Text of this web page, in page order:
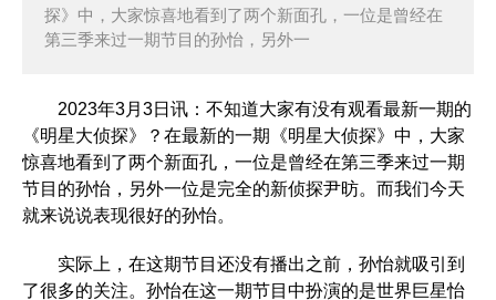
探》中，大家惊喜地看到了两个新面孔，一位是曾经在
第三季来过一期节目的孙怡，另外一
2023年3月3日讯：不知道大家有没有观看最新一期的
《明星大侦探》？在最新的一期《明星大侦探》中，大家
惊喜地看到了两个新面孔，一位是曾经在第三季来过一期
节目的孙怡，另外一位是完全的新侦探尹昉。而我们今天
就来说说表现很好的孙怡。
实际上，在这期节目还没有播出之前，孙怡就吸引到
了很多的关注。孙怡在这一期节目中扮演的是世界巨星怡